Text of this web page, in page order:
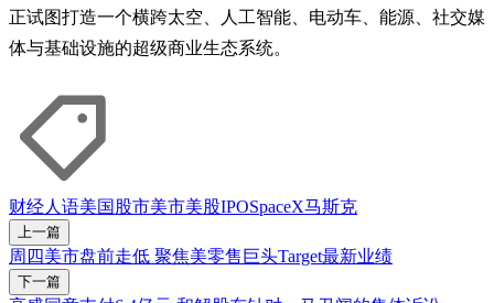
正试图打造一个横跨太空、人工智能、电动车、能源、社交媒
体与基础设施的超级商业生态系统。
财经人语美国股市美市美股IPOSpaceX马斯克
上一篇
周四美市盘前走低 聚焦美零售巨头Target最新业绩
下一篇